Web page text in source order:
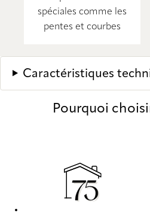
spéciales comme les
pentes et courbes
Caractéristiques
Pourquoi